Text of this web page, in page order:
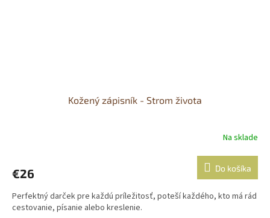
Kožený zápisník - Strom života
je
z
5
Na sklade
€26 Do košíka
Perfektný darček pre každú príležitosť, poteší každého, kto má rád
cestovanie, písanie alebo kreslenie.